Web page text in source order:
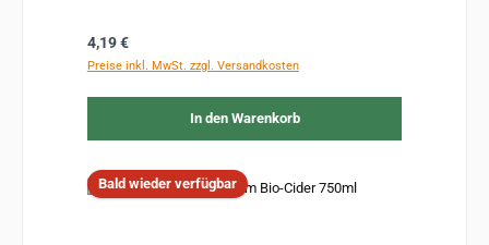
Regulärer Preis:
4,19 €
Preise inkl. MwSt. zzgl. Versandkosten
In den Warenkorb
Bald wieder verfügbar